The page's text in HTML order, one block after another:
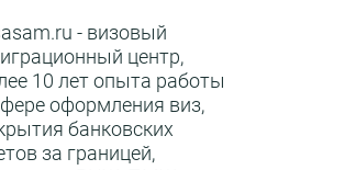
- визовый
центр,
10 лет опыта работы
оформления виз,
банковских
за границей,